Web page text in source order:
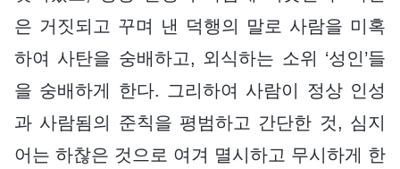
은 거짓되고 꾸며 낸 덕행의 말로 사람을 미혹
하여 사탄을 숭배하고, 외식하는 소위 ‘성인’들
을 숭배하게 한다. 그리하여 사람이 정상 인성
과 사람됨의 준칙을 평범하고 간단한 것, 심지
어는 하찮은 것으로 여겨 멸시하고 무시하게 한